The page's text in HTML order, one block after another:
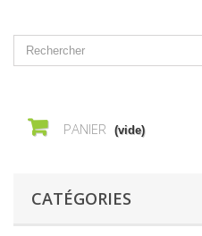
PANIER (vide)
CATÉGORIES